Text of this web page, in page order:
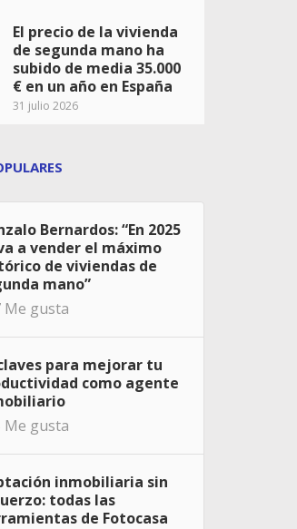
El precio de la vivienda
de segunda mano ha
subido de media 35.000
€ en un año en España
31 julio 2026
Bernardos: “En 2025
a vender el máximo
de viviendas de
mano”
Me gusta
para mejorar tu
como agente
Me gusta
inmobiliaria sin
todas las
de Fotocasa